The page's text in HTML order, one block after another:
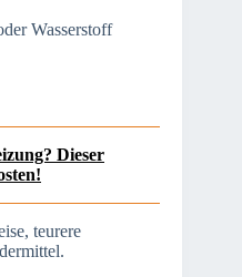
Wasserstoff
Dieser
teurere